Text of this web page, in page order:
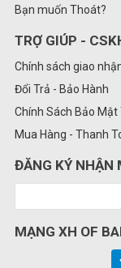
Bạn muốn Thoát?
TRỢ GIÚP -
Chính sách giao
Đổi Trả - Bảo Hành
Chính Sách Bảo Mật
Mua Hàng - Thanh
ĐĂNG KÝ NHẬN
MẠNG XH OF